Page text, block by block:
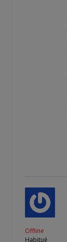
Offline
Habitué